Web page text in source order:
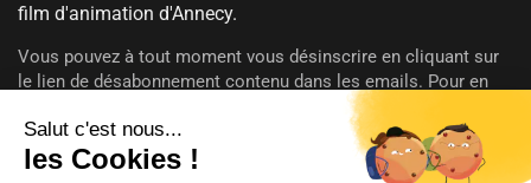
film d'animation d'Annecy.
Vous pouvez à tout moment vous désinscrire en cliquant sur
le lien de désabonnement contenu dans les emails. Pour en
savoir plus sur vos droits consultez notrepolitique de
confidentialité.